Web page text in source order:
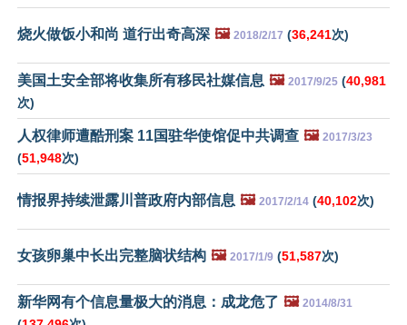
烧火做饭小和尚 道行出奇高深 🖼️ 2018/2/17 (36,241次)
美国土安全部将收集所有移民社媒信息 🖼️ 2017/9/25 (40,981
次)
人权律师遭酷刑案 11国驻华使馆促中共调查 🖼️ 2017/3/23
(51,948次)
情报界持续泄露川普政府内部信息 🖼️ 2017/2/14 (40,102次)
女孩卵巢中长出完整脑状结构 🖼️ 2017/1/9 (51,587次)
新华网有个信息量极大的消息：成龙危了 🖼️ 2014/8/31